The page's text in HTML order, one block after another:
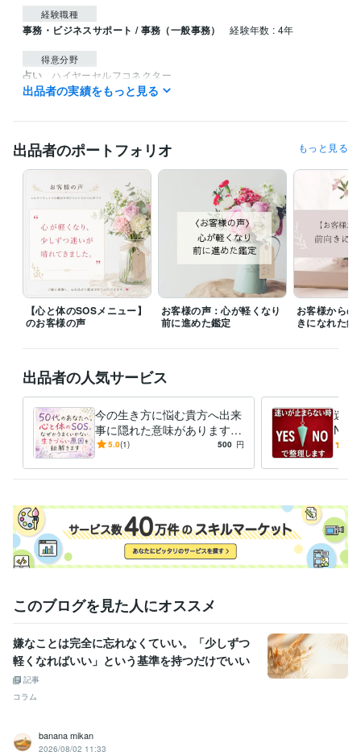
経験職種
事務・ビジネスサポート / 事務（一般事務） 経験年数 : 4年
得意分野
占い ハイヤーセルフコネクター
チャネリング
出品者の実績をもっと見る
出品者のポートフォリオ もっと見る
【心と体のSOSメニュー】
のお客様の声
お客様の声：心が軽くなり
前に進めた鑑定
お客様からの
きになれた鑑
出品者の人気サービス
今の生き方に悩む貴方へ出来
事に隠れた意味があります
あなたの心に寄り添い、今一
します。
5.0(1) 500 円
迷い
NO
締め
このブログを見た人にオススメ
嫌なことは完全に忘れなくていい。「少しずつ
軽くなればいい」という基準を持つだけでいい
記事
コラム
banana mikan
2026/08/02 11:33